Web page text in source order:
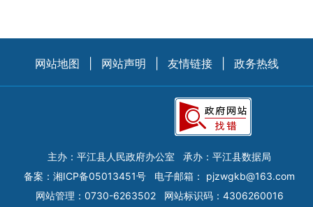
网站地图 网站声明 友情链接 政务热线
主办：平江县人民政府办公室
承办：平江县数据局
备案： 湘ICP备05013451号 电子邮箱： pjzwgkb@163.com
网站管理：0730-6263502
网站标识码：4306260016